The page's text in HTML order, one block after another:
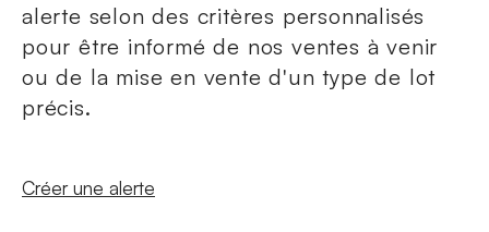
alerte selon des critères personnalisés
pour être informé de nos ventes à venir
ou de la mise en vente d'un type de lot
précis.
Nouvelle fenêtre
Créer une alerte